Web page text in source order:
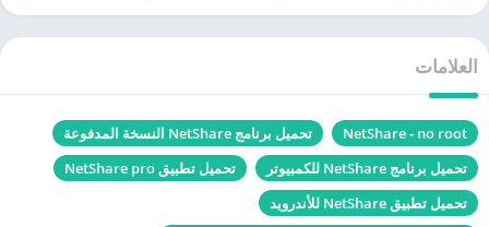
العلامات
NetShare - no root
تحميل برنامج NetShare النسخة المدفوعة
تحميل برنامج NetShare للكمبيوتر
تحميل تطبيق NetShare pro
تحميل تطبيق NetShare للأندرويد